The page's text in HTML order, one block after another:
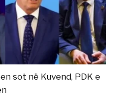
sot në Kuvend, PDK e